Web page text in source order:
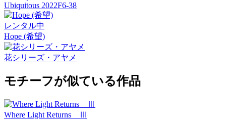
Ubiquitous 2022F6-38
レンタル中
Hope (希望)
花シリーズ・アヤメ
モチーフが似ている作品
Where Light Returns Ⅲ